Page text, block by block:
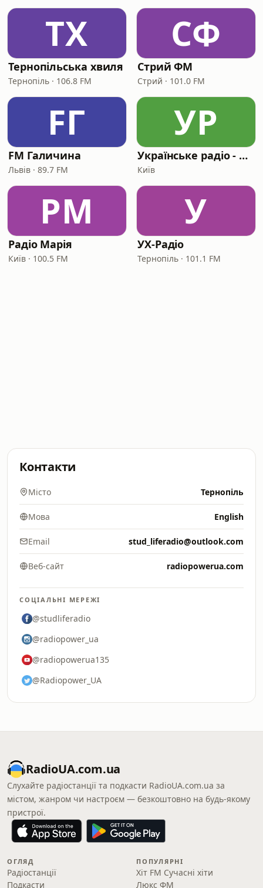
ТХ
Тернопільська хвиля
Тернопіль · 106.8 FM
СФ
Стрий ФМ
Стрий · 101.0 FM
FГ
FM Галичина
Львів · 89.7 FM
УР
Українське радіо - Крим
Київ
РМ
Радіо Марія
Київ · 100.5 FM
У
УХ-Радіо
Тернопіль · 101.1 FM
Контакти
Місто Тернопіль
Мова English
Email stud_liferadio@outlook.com
Веб-сайт radiopowerua.com
СОЦІАЛЬНІ МЕРЕЖІ
@studliferadio
@radiopower_ua
@radiopowerua135
@Radiopower_UA
RadioUA.com.ua
Слухайте радіостанції та подкасти RadioUA.com.ua за
містом, жанром чи настроєм — безкоштовно на будь-якому
пристрої.
ОГЛЯД
Радіостанції
Подкасти
ПОПУЛЯРНІ
Хіт FM Сучасні хіти
Люкс ФМ